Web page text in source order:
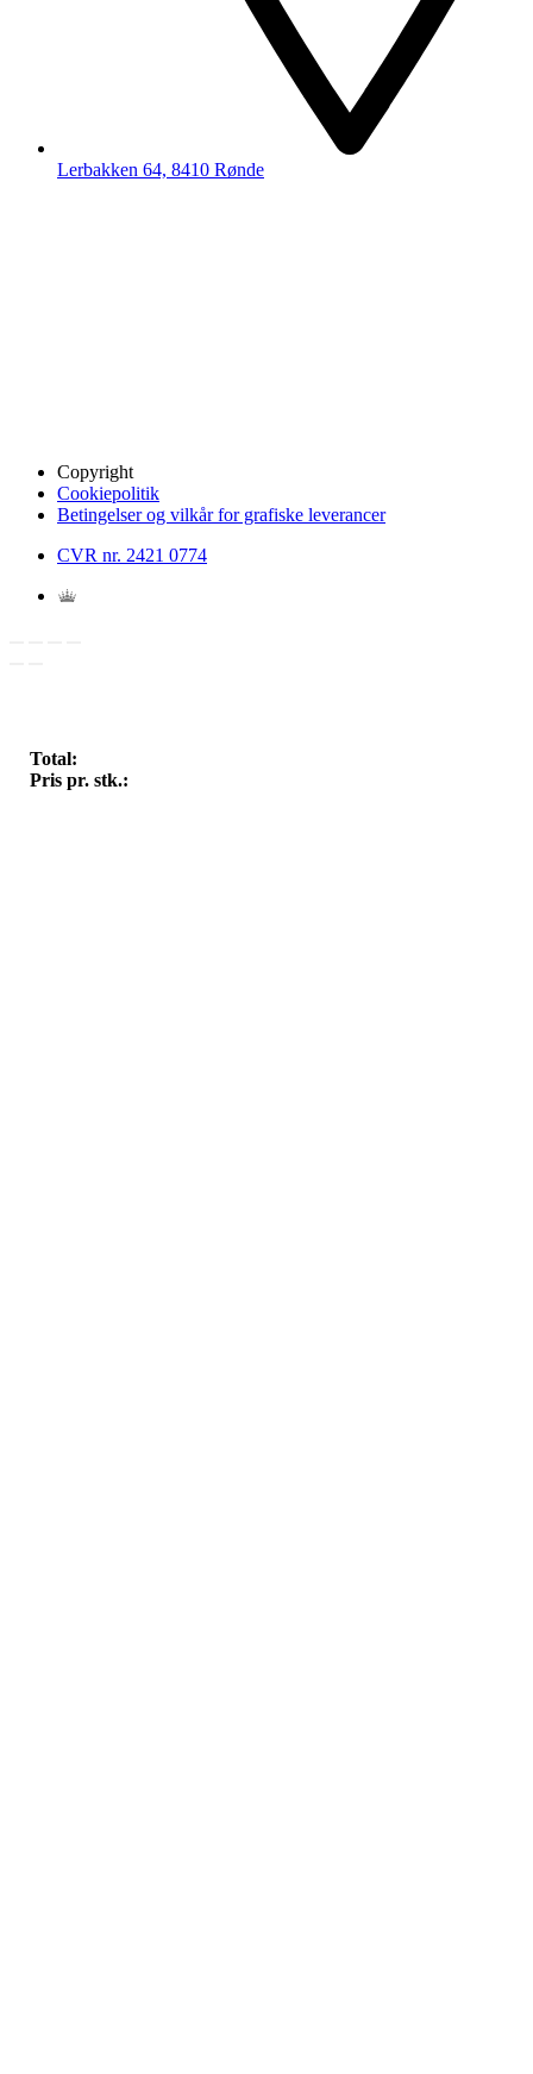
Total:
Pris pr. stk.:
Lerbakken 64, 8410 Rønde
Copyright
Cookiepolitik
Betingelser og vilkår for grafiske leverancer
CVR nr. 2421 0774